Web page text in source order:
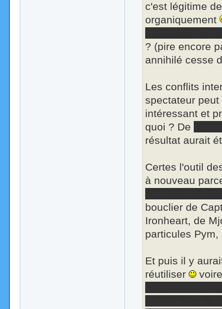
c'est légitime
organiquement
? (pire encore
annihilé cesse
Les conflits
spectateur
intéressant et
quoi ? De
résultat aurait
Certes l'outil
à nouveau
bouclier de
Ironheart, de
particules
Et puis il y
réutiliser